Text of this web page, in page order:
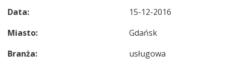
Data:
15-12-2016
Miasto:
Gdańsk
Branża:
usługowa